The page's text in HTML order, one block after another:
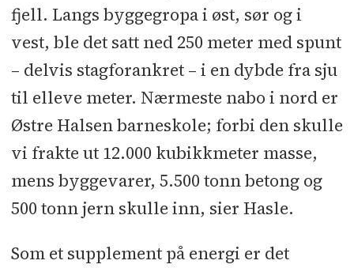
fjell. Langs byggegropa i øst, sør og i
vest, ble det satt ned 250 meter med spunt
– delvis stagforankret – i en dybde fra sju
til elleve meter. Nærmeste nabo i nord er
Østre Halsen barneskole; forbi den skulle
vi frakte ut 12.000 kubikkmeter masse,
mens byggevarer, 5.500 tonn betong og
500 tonn jern skulle inn, sier Hasle.
Som et supplement på energi er det